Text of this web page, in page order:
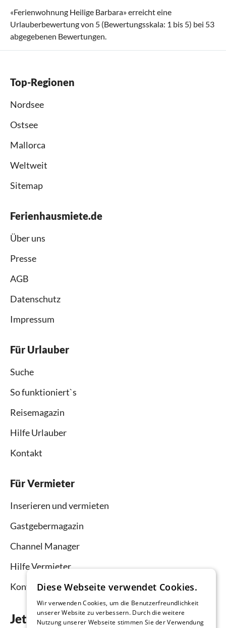
«Ferienwohnung Heilige Barbara» erreicht eine
Urlauberbewertung von 5 (Bewertungsskala: 1 bis 5) bei 53
abgegebenen Bewertungen.
Top-Regionen
Nordsee
Ostsee
Mallorca
Weltweit
Sitemap
Ferienhausmiete.de
Über uns
Presse
AGB
Datenschutz
Impressum
Für Urlauber
Suche
So funktioniert`s
Reisemagazin
Hilfe Urlauber
Kontakt
Für Vermieter
Inserieren und vermieten
Gastgebermagazin
Channel Manager
Hilfe Vermieter
Kontakt
Jetzt die App downloaden
Diese Webseite verwendet Cookies.
Wir verwenden Cookies, um die Benutzerfreundlichkeit
unserer Website zu verbessern. Durch die weitere
Nutzung unserer Webseite stimmen Sie der Verwendung